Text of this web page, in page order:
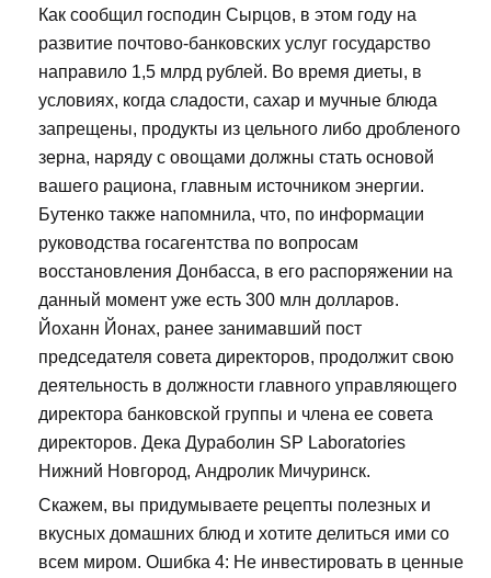
Как сообщил господин Сырцов, в этом году на
развитие почтово-банковских услуг государство
направило 1,5 млрд рублей. Во время диеты, в
условиях, когда сладости, сахар и мучные блюда
запрещены, продукты из цельного либо дробленого
зерна, наряду с овощами должны стать основой
вашего рациона, главным источником энергии.
Бутенко также напомнила, что, по информации
руководства госагентства по вопросам
восстановления Донбасса, в его распоряжении на
данный момент уже есть 300 млн долларов.
Йоханн Йонах, ранее занимавший пост
председателя совета директоров, продолжит свою
деятельность в должности главного управляющего
директора банковской группы и члена ее совета
директоров. Дека Дураболин SP Laboratories
Нижний Новгород, Андролик Мичуринск.
Скажем, вы придумываете рецепты полезных и
вкусных домашних блюд и хотите делиться ими со
всем миром. Ошибка 4: Не инвестировать в ценные